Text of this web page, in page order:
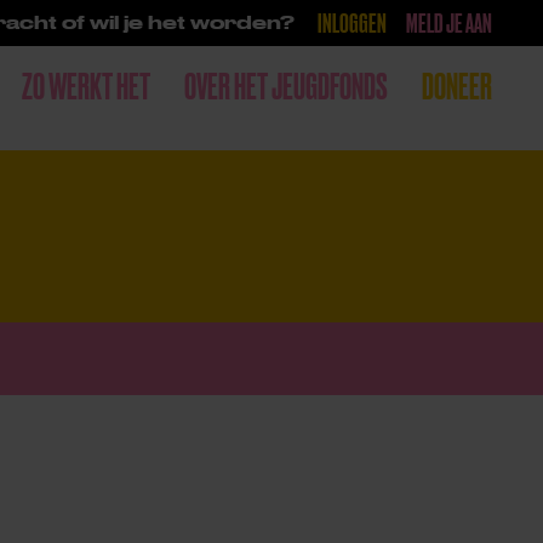
of wil je het worden? INLOGGEN MELD JE AAN
ZO WERKT HET OVER HET JEUGDFONDS DONEER